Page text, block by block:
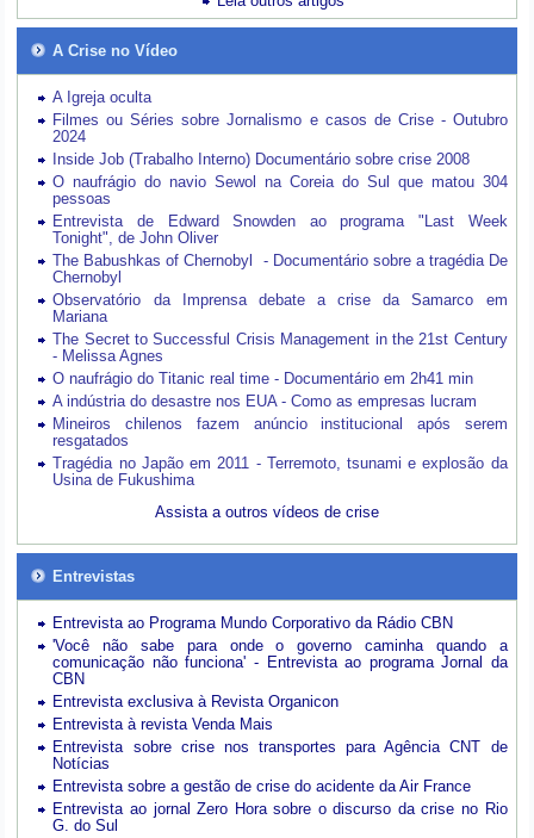
A Crise no Vídeo
A Igreja oculta
Filmes ou Séries sobre Jornalismo e casos de Crise - Outubro
2024
Inside Job (Trabalho Interno) Documentário sobre crise 2008
O naufrágio do navio Sewol na Coreia do Sul que matou 304
pessoas
Entrevista de Edward Snowden ao programa "Last Week
Tonight", de John Oliver
The Babushkas of Chernobyl - Documentário sobre a tragédia De
Chernobyl
Observatório da Imprensa debate a crise da Samarco em
Mariana
The Secret to Successful Crisis Management in the 21st Century
- Melissa Agnes
O naufrágio do Titanic real time - Documentário em 2h41 min
A indústria do desastre nos EUA - Como as empresas lucram
Mineiros chilenos fazem anúncio institucional após serem
resgatados
Tragédia no Japão em 2011 - Terremoto, tsunami e explosão da
Usina de Fukushima
Assista a outros vídeos de crise
Entrevistas
Entrevista ao Programa Mundo Corporativo da Rádio CBN
'Você não sabe para onde o governo caminha quando a
comunicação não funciona' - Entrevista ao programa Jornal da
CBN
Entrevista exclusiva à Revista Organicon
Entrevista à revista Venda Mais
Entrevista sobre crise nos transportes para Agência CNT de
Notícias
Entrevista sobre a gestão de crise do acidente da Air France
Entrevista ao jornal Zero Hora sobre o discurso da crise no Rio
G. do Sul